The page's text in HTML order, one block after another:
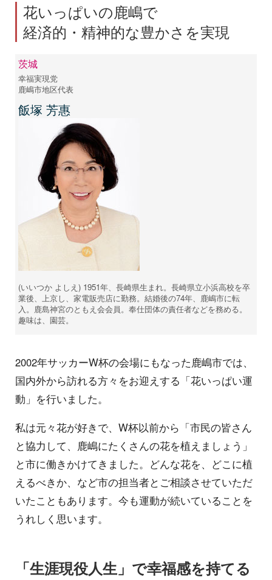
花いっぱいの鹿嶋で
経済的・精神的な豊かさを実現
茨城
幸福実現党
鹿嶋市地区代表
飯塚 芳惠
(いいつか よしえ) 1951年、長崎県生まれ。長崎県立小浜高校を卒
業後、上京し、家電販売店に勤務。結婚後の74年、鹿嶋市に転
入。鹿島神宮のともえ会会員。奉仕団体の責任者などを務める。
趣味は、園芸。
2002年サッカーW杯の会場にもなった鹿嶋市では、
国内外から訪れる方々をお迎えする「花いっぱい運
動」を行いました。
私は元々花が好きで、W杯以前から「市民の皆さん
と協力して、鹿嶋にたくさんの花を植えましょう」
と市に働きかけてきました。どんな花を、どこに植
えるべきか、など市の担当者とご相談させていただ
いたこともあります。今も運動が続いていることを
うれしく思います。
「生涯現役人生」で幸福感を持てる